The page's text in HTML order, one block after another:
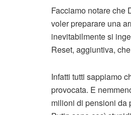
Facciamo notare che
voler preparare una
inevitabilmente si
Reset, aggiuntiva,
Infatti tutti sappiamo
provocata. E
milioni di pensioni da